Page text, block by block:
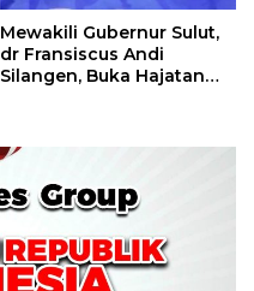
Mewakili Gubernur Sulut,
dr Fransiscus Andi
Silangen, Buka Hajatan